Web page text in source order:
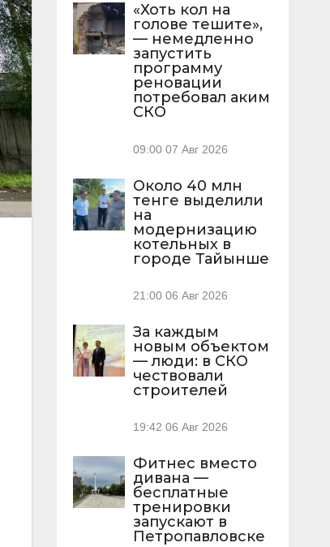
«Хоть кол на
голове тешите»,
— немедленно
запустить
программу
реновации
потребовал аким
СКО
09:00 07 Авг 2026
Около 40 млн
тенге выделили
на
модернизацию
котельных в
городе Тайынше
21:00 06 Авг 2026
За каждым
новым объектом
— люди: в СКО
чествовали
строителей
19:42 06 Авг 2026
Фитнес вместо
дивана —
бесплатные
тренировки
запускают в
Петропавловске